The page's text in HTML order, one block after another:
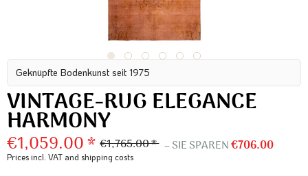
Geknüpfte Bodenkunst seit 1975
VINTAGE-RUG ELEGANCE
HARMONY
€1,059.00 * €1,765.00 * – SIE SPAREN€706.00
Prices incl. VAT and shipping costs